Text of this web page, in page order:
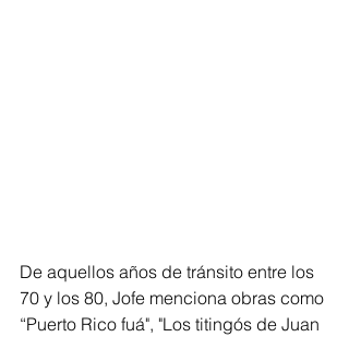
De aquellos años de tránsito entre los
70 y los 80, Jofe menciona obras como
“Puerto Rico fuá", "Los titingós de Juan